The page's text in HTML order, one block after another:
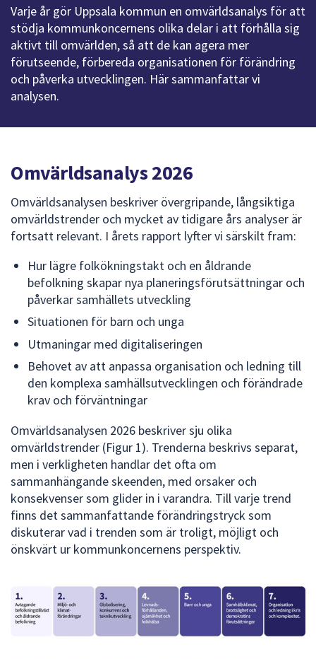
att
presenteras
under
fältet.
Använd
och
enter
för
välja
något
Varje år gör Uppsala kommun en omvärldsanalys för att
stödja kommunkoncernens olika delar i att förhålla sig
aktivt till omvärlden, så att de kan agera mer
förutseende, förbereda organisationen för förändring
och påverka utvecklingen. Här sammanfattar vi
analysen.
Omvärldsanalys 2026
Omvärldsanalysen beskriver övergripande, långsiktiga
omvärldstrender och mycket av tidigare års analyser är
fortsatt relevant. I årets rapport lyfter vi särskilt fram:
Hur lägre folkökningstakt och en åldrande
befolkning skapar nya planeringsförutsättningar och
påverkar samhällets utveckling
Situationen för barn och unga
Utmaningar med digitaliseringen
Behovet av att anpassa organisation och ledning till
den komplexa samhällsutvecklingen och förändrade
krav och förväntningar
Omvärldsanalysen 2026 beskriver sju olika
omvärldstrender (Figur 1). Trenderna beskrivs separat,
men i verkligheten handlar det ofta om
sammanhängande skeenden, med orsaker och
konsekvenser som glider in i varandra. Till varje trend
finns det sammanfattande förändringstryck som
diskuterar vad i trenden som är troligt, möjligt och
önskvärt ur kommunkoncernens perspektiv.